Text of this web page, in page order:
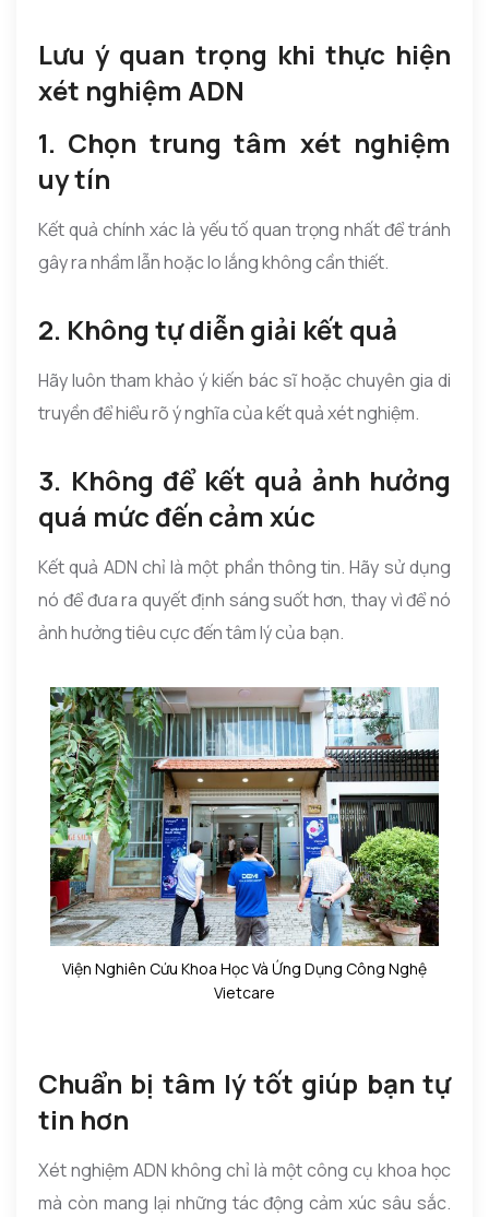
Lưu ý quan trọng khi thực hiện
xét nghiệm ADN
1. Chọn trung tâm xét nghiệm
uy tín
Kết quả chính xác là yếu tố quan trọng nhất để tránh
gây ra nhầm lẫn hoặc lo lắng không cần thiết.
2. Không tự diễn giải kết quả
Hãy luôn tham khảo ý kiến bác sĩ hoặc chuyên gia di
truyền để hiểu rõ ý nghĩa của kết quả xét nghiệm.
3. Không để kết quả ảnh hưởng
quá mức đến cảm xúc
Kết quả ADN chỉ là một phần thông tin. Hãy sử dụng
nó để đưa ra quyết định sáng suốt hơn, thay vì để nó
ảnh hưởng tiêu cực đến tâm lý của bạn.
Viện Nghiên Cứu Khoa Học Và Ứng Dụng Công Nghệ
Vietcare
Chuẩn bị tâm lý tốt giúp bạn tự
tin hơn
Xét nghiệm ADN không chỉ là một công cụ khoa học
mà còn mang lại những tác động cảm xúc sâu sắc.